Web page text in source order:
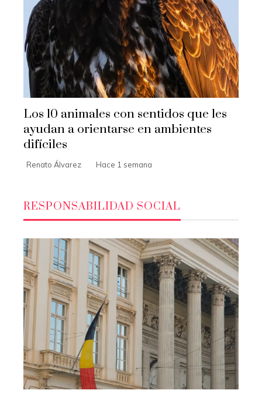
Los 10 animales con sentidos que les
ayudan a orientarse en ambientes
difíciles
Renato Álvarez Hace 1 semana
RESPONSABILIDAD SOCIAL